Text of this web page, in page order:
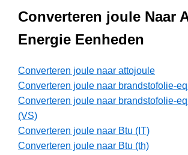
Converteren joule Naar
Energie Eenheden
Converteren joule naar attojoule
Converteren joule naar brandstofolie-
Converteren joule naar brandstofolie-
(VS)
Converteren joule naar Btu (IT)
Converteren joule naar Btu (th)